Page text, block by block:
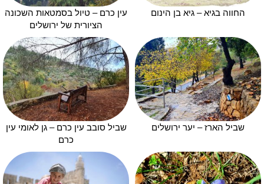
החווה בגיא – גיא בן הינום
עין כרם – טיול בסמטאות השכונה
הציורית של ירושלים
שביל הארז – יער ירושלים
שביל סובב עין כרם – גן לאומי עין
כרם